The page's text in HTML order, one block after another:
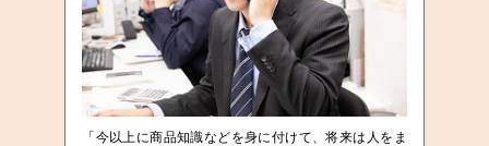
「今以上に商品知識などを身に付けて、将来は人をま